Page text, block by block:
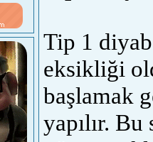
Tip 1
eksikliği
başlamak
yapılır.